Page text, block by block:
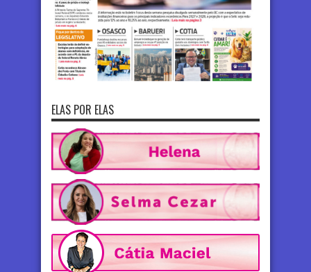
ELAS POR ELAS